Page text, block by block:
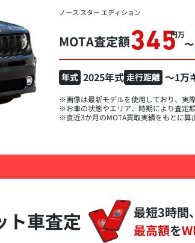
ノース スター エディション
MOTA査定額345万円
〜
年式 2025年式 走行距離 ～1万
※画像は最新モデルを使用しており、実
※お車の状態やエリア、時期により査定額
※直近3か月のMOTA買取実績をもとに算
ト車査定
最短3時間
最高額を